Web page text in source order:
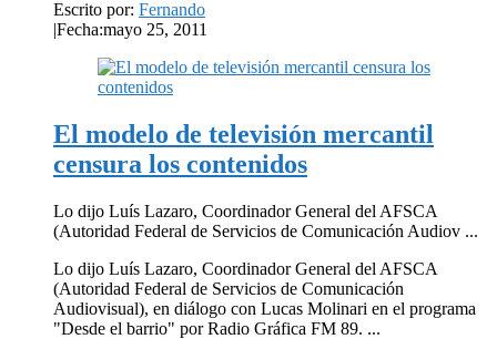
Escrito por: Fernando
|Fecha:mayo 25, 2011
El modelo de televisión mercantil
censura los contenidos
Lo dijo Luís Lazaro, Coordinador General del AFSCA
(Autoridad Federal de Servicios de Comunicación Audiov ...
Lo dijo Luís Lazaro, Coordinador General del AFSCA
(Autoridad Federal de Servicios de Comunicación
Audiovisual), en diálogo con Lucas Molinari en el programa
"Desde el barrio" por Radio Gráfica FM 89. ...